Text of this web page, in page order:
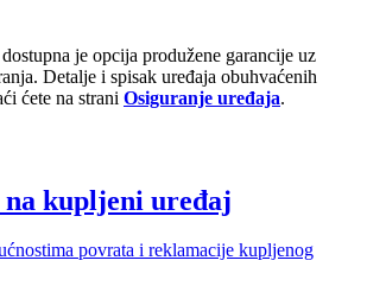
je opcija produžene garancije uz
Detalje i spisak uređaja obuhvaćenih
ćete na strani Osiguranje uređaja.
kupljeni uređaj
povrata i reklamacije kupljenog